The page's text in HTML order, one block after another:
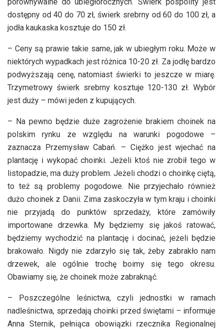
dostępny od 40 do 70 zł, świerk srebrny od 60 do 100 zł, a
jodła kaukaska kosztuje do 150 zł.
– Ceny są prawie takie same, jak w ubiegłym roku. Może w
niektórych wypadkach jest różnica 10-20 zł. Za jodłę bardzo
podwyższają cenę, natomiast świerki to jeszcze w miarę.
Trzymetrowy świerk srebrny kosztuje 120-130 zł. Wybór
jest duży – mówi jeden z kupujących.
– Na pewno będzie duże zagrożenie brakiem choinek na
polskim rynku ze względu na warunki pogodowe –
zaznacza Przemysław Cabań. – Ciężko jest wjechać na
plantację i wykopać choinki. Jeżeli ktoś nie zrobił tego w
listopadzie, ma duży problem. Jeżeli chodzi o choinkę ciętą,
to też są problemy pogodowe. Nie przyjechało również
dużo choinek z Danii. Zima zaskoczyła w tym kraju i choinki
nie przyjadą do punktów sprzedaży, które zamówiły
importowane drzewka. My będziemy się jakoś ratować,
będziemy wychodzić na plantację i docinać, jeżeli będzie
brakowało. Nigdy nie zdarzyło się tak, żeby zabrakło nam
drzewek, ale ogólnie trochę boimy się tego okresu.
Obawiamy się, że choinek może zabraknąć.
– Poszczególne leśnictwa, czyli jednostki w ramach
nadleśnictwa, sprzedają choinki przed świętami – informuje
Anna Sternik, pełniąca obowiązki rzecznika Regionalnej